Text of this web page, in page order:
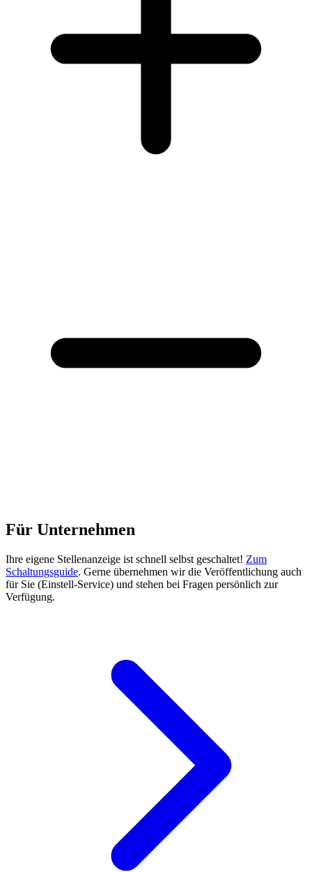
Für Unternehmen
Ihre eigene Stellenanzeige ist schnell selbst geschaltet! Zum
Schaltungsguide. Gerne übernehmen wir die Veröffentlichung auch
für Sie (Einstell-Service) und stehen bei Fragen persönlich zur
Verfügung.